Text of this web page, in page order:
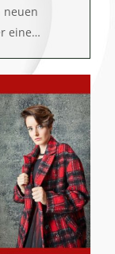
neuen
eine…